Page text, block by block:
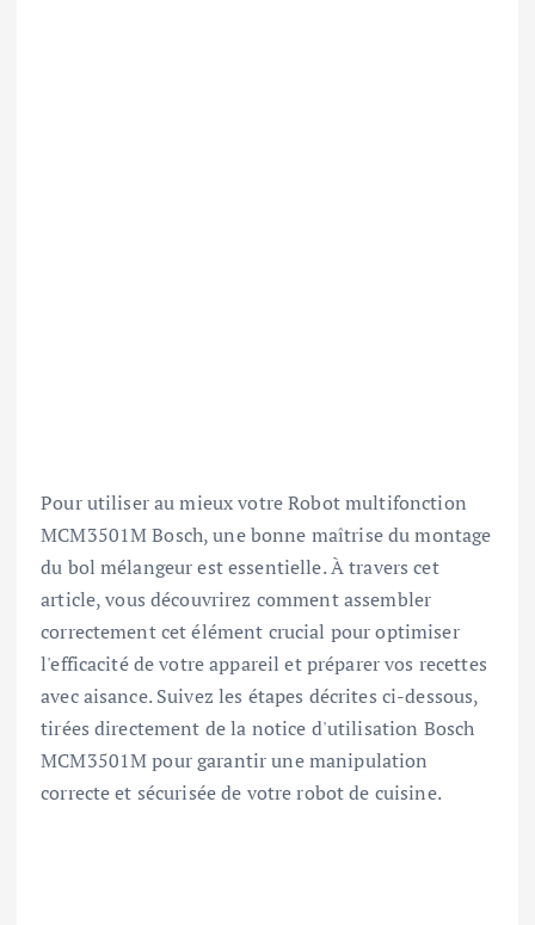
Pour utiliser au mieux votre Robot multifonction
MCM3501M Bosch, une bonne maîtrise du montage
du bol mélangeur est essentielle. À travers cet
article, vous découvrirez comment assembler
correctement cet élément crucial pour optimiser
l'efficacité de votre appareil et préparer vos recettes
avec aisance. Suivez les étapes décrites ci-dessous,
tirées directement de la notice d'utilisation Bosch
MCM3501M pour garantir une manipulation
correcte et sécurisée de votre robot de cuisine.